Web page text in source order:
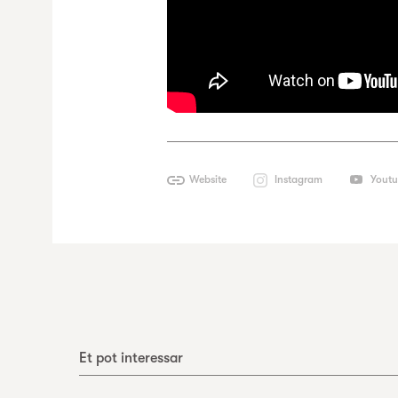
Website Instagram
Et pot interessar